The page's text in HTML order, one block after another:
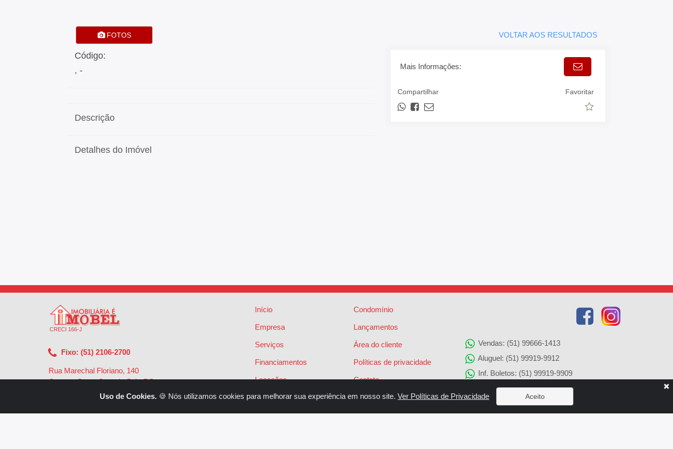
FOTOS VOLTAR AOS RESULTADOS
Código:
, -
Descrição
Detalhes do Imóvel
Mais Informações:
Compartilhar Favoritar
CRECI 166-J
Fixo: (51) 2106-2700
Rua Marechal Floriano, 140
Centro - Santa Cruz do Sul - RS -
Início
Empresa
Serviços
Financiamentos
Locações
Vendas
Condomínio
Lançamentos
Área do cliente
Políticas de privacidade
Contato
Vendas: (51) 99666-1413
Aluguel: (51) 99919-9912
Inf. Boletos: (51) 99919-9909
Agenciamento de Imóveis: (51) 99919-9905
Solicitação de Reparos: (51) 99919-9907
Uso de Cookies. 🍪 Nós utilizamos cookies para melhorar sua experiência em nosso site. Ver Políticas de Privacidade Aceito